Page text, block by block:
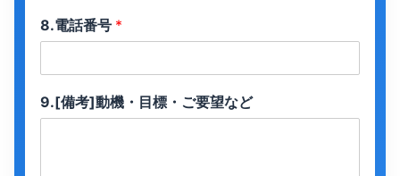
8.電話番号 *
9.[備考]動機・目標・ご要望など